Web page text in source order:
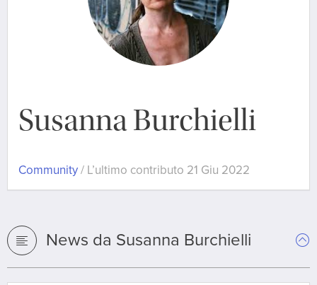
Susanna Burchielli
Community/ L’ultimo contributo 21 Giu 2022
News da Susanna Burchielli